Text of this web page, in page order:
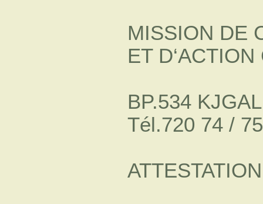
MISSION DE
ET
BP.534
Tél.720 74 /